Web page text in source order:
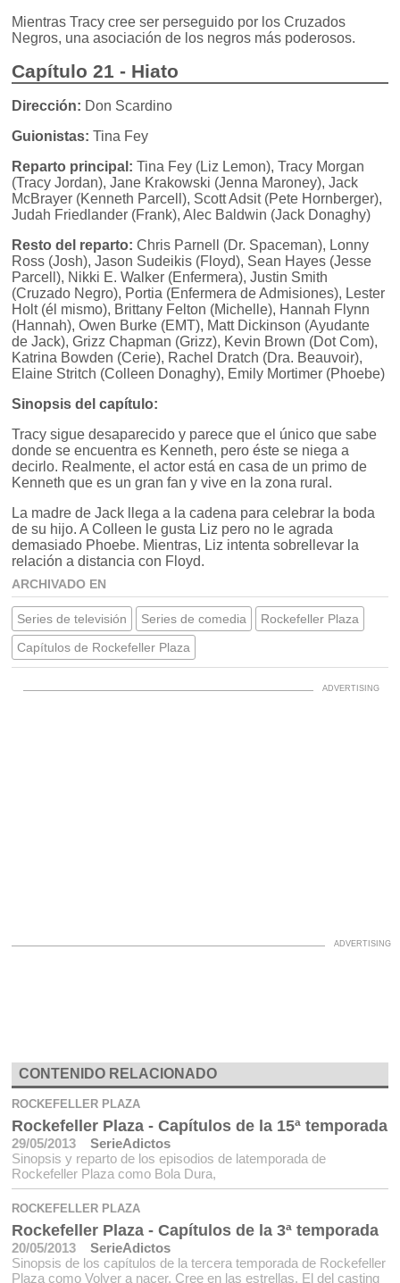
Mientras Tracy cree ser perseguido por los Cruzados
Negros, una asociación de los negros más poderosos.
Capítulo 21 - Hiato
Dirección: Don Scardino
Guionistas: Tina Fey
Reparto principal: Tina Fey (Liz Lemon), Tracy Morgan
(Tracy Jordan), Jane Krakowski (Jenna Maroney), Jack
McBrayer (Kenneth Parcell), Scott Adsit (Pete Hornberger),
Judah Friedlander (Frank), Alec Baldwin (Jack Donaghy)
Resto del reparto: Chris Parnell (Dr. Spaceman), Lonny
Ross (Josh), Jason Sudeikis (Floyd), Sean Hayes (Jesse
Parcell), Nikki E. Walker (Enfermera), Justin Smith
(Cruzado Negro), Portia (Enfermera de Admisiones), Lester
Holt (él mismo), Brittany Felton (Michelle), Hannah Flynn
(Hannah), Owen Burke (EMT), Matt Dickinson (Ayudante
de Jack), Grizz Chapman (Grizz), Kevin Brown (Dot Com),
Katrina Bowden (Cerie), Rachel Dratch (Dra. Beauvoir),
Elaine Stritch (Colleen Donaghy), Emily Mortimer (Phoebe)
Sinopsis del capítulo:
Tracy sigue desaparecido y parece que el único que sabe
donde se encuentra es Kenneth, pero éste se niega a
decirlo. Realmente, el actor está en casa de un primo de
Kenneth que es un gran fan y vive en la zona rural.
La madre de Jack llega a la cadena para celebrar la boda
de su hijo. A Colleen le gusta Liz pero no le agrada
demasiado Phoebe. Mientras, Liz intenta sobrellevar la
relación a distancia con Floyd.
ARCHIVADO EN
Series de televisión Series de comedia
Rockefeller Plaza
Capítulos de Rockefeller Plaza
CONTENIDO RELACIONADO
ROCKEFELLER PLAZA
Rockefeller Plaza - Capítulos de la 15ª temporada
29/05/2013
SerieAdictos
Sinopsis y reparto de los episodios de latemporada de
Rockefeller Plaza como Bola Dura,
ROCKEFELLER PLAZA
Rockefeller Plaza - Capítulos de la 3ª temporada
20/05/2013
SerieAdictos
Sinopsis de los capítulos de la tercera temporada de Rockefeller
Plaza como Volver a nacer, Cree en las estrellas, El del casting